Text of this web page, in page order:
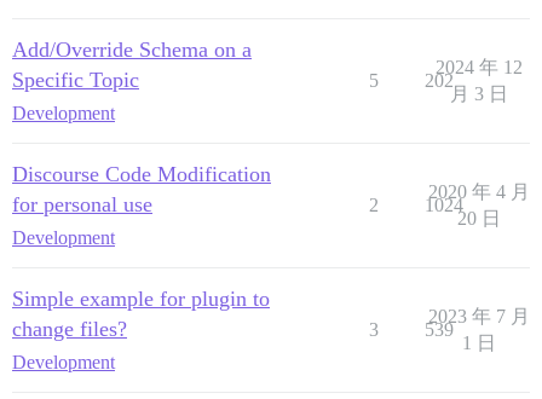
Add/Override Schema on a
Specific Topic
Development
5 202
2024 年 12
月 3 日
Discourse Code Modification
for personal use
Development
2 1024
2020 年 4 月
20 日
Simple example for plugin to
change files?
Development
3 539
2023 年 7 月
1 日